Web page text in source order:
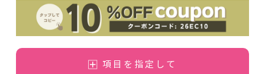
項目を指定して